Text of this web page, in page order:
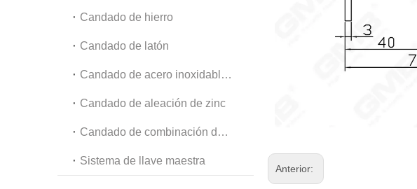
Candado de hierro
Candado de latón
Candado de acero inoxidable y acero
Candado de aleación de zinc
Candado de combinación de equipaje y candado de cadena
Sistema de llave maestra
Anterior: